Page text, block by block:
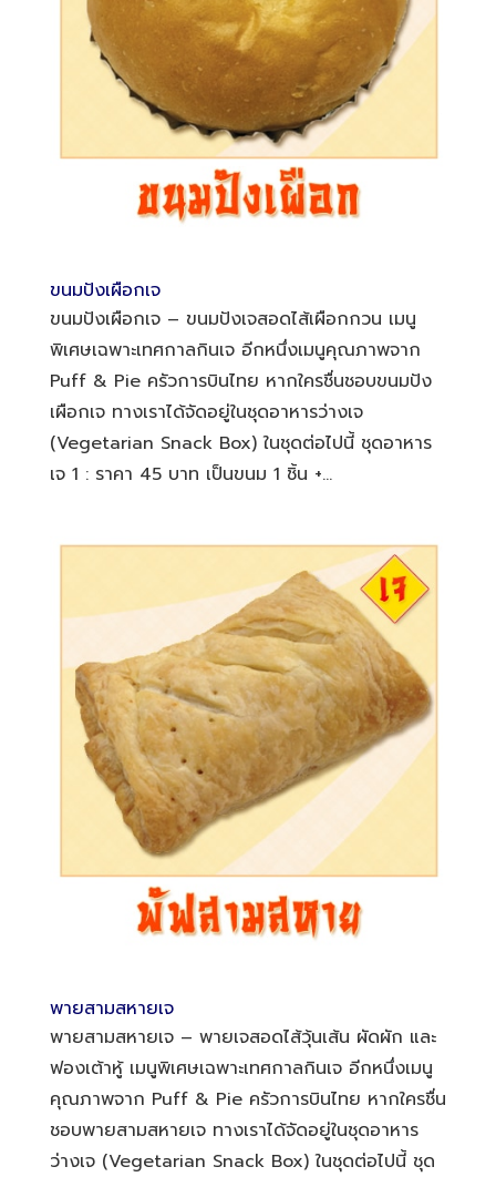
ขนมปังเผือกเจ
ขนมปังเผือกเจ – ขนมปังเจสอดไส้เผือกกวน เมนู
พิเศษเฉพาะเทศกาลกินเจ อีกหนึ่งเมนูคุณภาพจาก
Puff & Pie ครัวการบินไทย หากใครชื่นชอบขนมปัง
เผือกเจ ทางเราได้จัดอยู่ในชุดอาหารว่างเจ
(Vegetarian Snack Box) ในชุดต่อไปนี้ ชุดอาหาร
เจ 1 : ราคา 45 บาท เป็นขนม 1 ชิ้น +...
พายสามสหายเจ
พายสามสหายเจ – พายเจสอดไส้วุ้นเส้น ผัดผัก และ
ฟองเต้าหู้ เมนูพิเศษเฉพาะเทศกาลกินเจ อีกหนึ่งเมนู
คุณภาพจาก Puff & Pie ครัวการบินไทย หากใครชื่น
ชอบพายสามสหายเจ ทางเราได้จัดอยู่ในชุดอาหาร
ว่างเจ (Vegetarian Snack Box) ในชุดต่อไปนี้ ชุด